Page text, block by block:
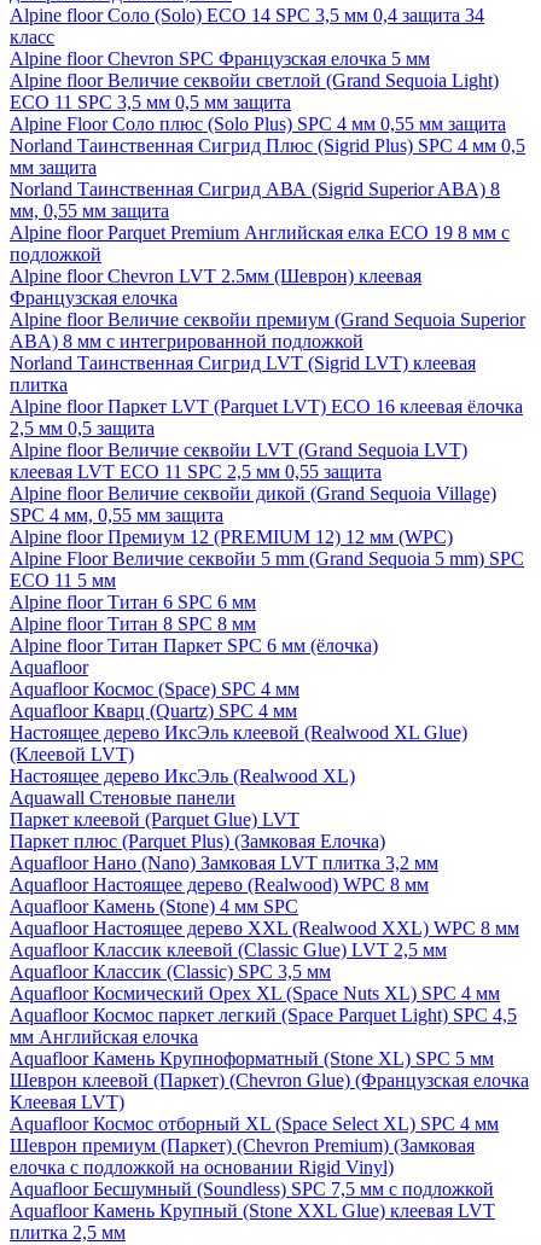
Alpine floor Соло (Solo) ECO 14 SPC 3,5 мм 0,4 защита 34
класс
Alpine floor Chevron SPC Французская елочка 5 мм
Alpine floor Величие секвойи светлой (Grand Sequoia Light)
ECO 11 SPC 3,5 мм 0,5 мм защита
Alpine Floor Соло плюс (Solo Plus) SPC 4 мм 0,55 мм защита
Norland Таинственная Сигрид Плюс (Sigrid Plus) SPC 4 мм 0,5
мм защита
Norland Таинственная Сигрид АВА (Sigrid Superior ABA) 8
мм, 0,55 мм защита
Alpine floor Parquet Premium Английская елка ECO 19 8 мм с
подложкой
Alpine floor Chevron LVT 2.5мм (Шеврон) клеевая
Французская елочка
Alpine floor Величие секвойи премиум (Grand Sequoia Superior
ABA) 8 мм с интегрированной подложкой
Norland Таинственная Сигрид LVT (Sigrid LVT) клеевая
плитка
Alpine floor Паркет LVT (Parquet LVT) ECO 16 клеевая ёлочка
2,5 мм 0,5 защита
Alpine floor Величие секвойи LVT (Grand Sequoia LVT)
клеевая LVT ECO 11 SPC 2,5 мм 0,55 защита
Alpine floor Величие секвойи дикой (Grand Sequoia Village)
SPC 4 мм, 0,55 мм защита
Alpine floor Премиум 12 (PREMIUM 12) 12 мм (WPC)
Alpine Floor Величие секвойи 5 mm (Grand Sequoia 5 mm) SPC
ECO 11 5 мм
Alpine floor Титан 6 SPC 6 мм
Alpine floor Титан 8 SPC 8 мм
Alpine floor Титан Паркет SPC 6 мм (ёлочка)
Aquafloor
Aquafloor Космос (Space) SPC 4 мм
Aquafloor Кварц (Quartz) SPC 4 мм
Настоящее дерево ИксЭль клеевой (Realwood XL Glue)
(Клеевой LVT)
Настоящее дерево ИксЭль (Realwood XL)
Aquawall Стеновые панели
Паркет клеевой (Parquet Glue) LVT
Паркет плюс (Parquet Plus) (Замковая Елочка)
Aquafloor Нано (Nano) Замковая LVT плитка 3,2 мм
Aquafloor Настоящее дерево (Realwood) WPC 8 мм
Aquafloor Камень (Stone) 4 мм SPC
Aquafloor Настоящее дерево XXL (Realwood XXL) WPC 8 мм
Aquafloor Классик клеевой (Classic Glue) LVT 2,5 мм
Aquafloor Классик (Classic) SPC 3,5 мм
Aquafloor Космический Орех XL (Space Nuts XL) SPC 4 мм
Aquafloor Космос паркет легкий (Space Parquet Light) SPC 4,5
мм Английская елочка
Aquafloor Камень Крупноформатный (Stone XL) SPC 5 мм
Шеврон клеевой (Паркет) (Chevron Glue) (Французская елочка
Клеевая LVT)
Aquafloor Космос отборный XL (Space Select XL) SPC 4 мм
Шеврон премиум (Паркет) (Chevron Premium) (Замковая
елочка с подложкой на основании Rigid Vinyl)
Aquafloor Бесшумный (Soundless) SPC 7,5 мм с подложкой
Aquafloor Камень Крупный (Stone XXL Glue) клеевая LVT
плитка 2,5 мм